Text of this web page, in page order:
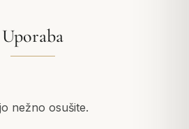
Uporaba
nežno osušite.